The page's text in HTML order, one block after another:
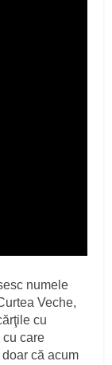
numele
Veche,
cu
cu care
că acum